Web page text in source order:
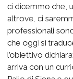
ci dicemmo che,
altrove, ci
professionali
che oggi si
l’obiettivo
arriva con un